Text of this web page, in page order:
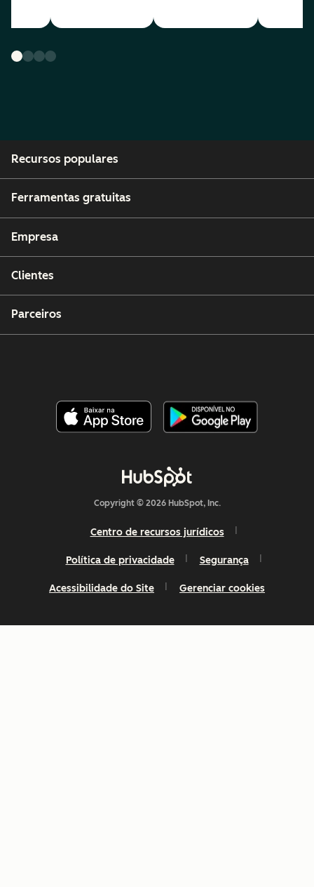
Recursos populares
Ferramentas gratuitas
Empresa
Clientes
Parceiros
Copyright © 2026 HubSpot, Inc.
Centro de recursos jurídicos
Política de privacidade Segurança
Acessibilidade do Site Gerenciar cookies